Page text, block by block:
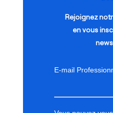
Rejoignez
en vous